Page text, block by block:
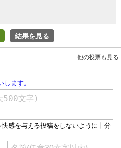
結果を見る
他の投票も見る